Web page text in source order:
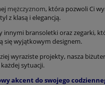
mężczyznom, która pozwoli Ci
z klasą i elegancją.
bransoletki oraz zegarki,
się wyjątkowym designem.
wyraziste projekty, nasza
sytuacji.
akcent do swojego